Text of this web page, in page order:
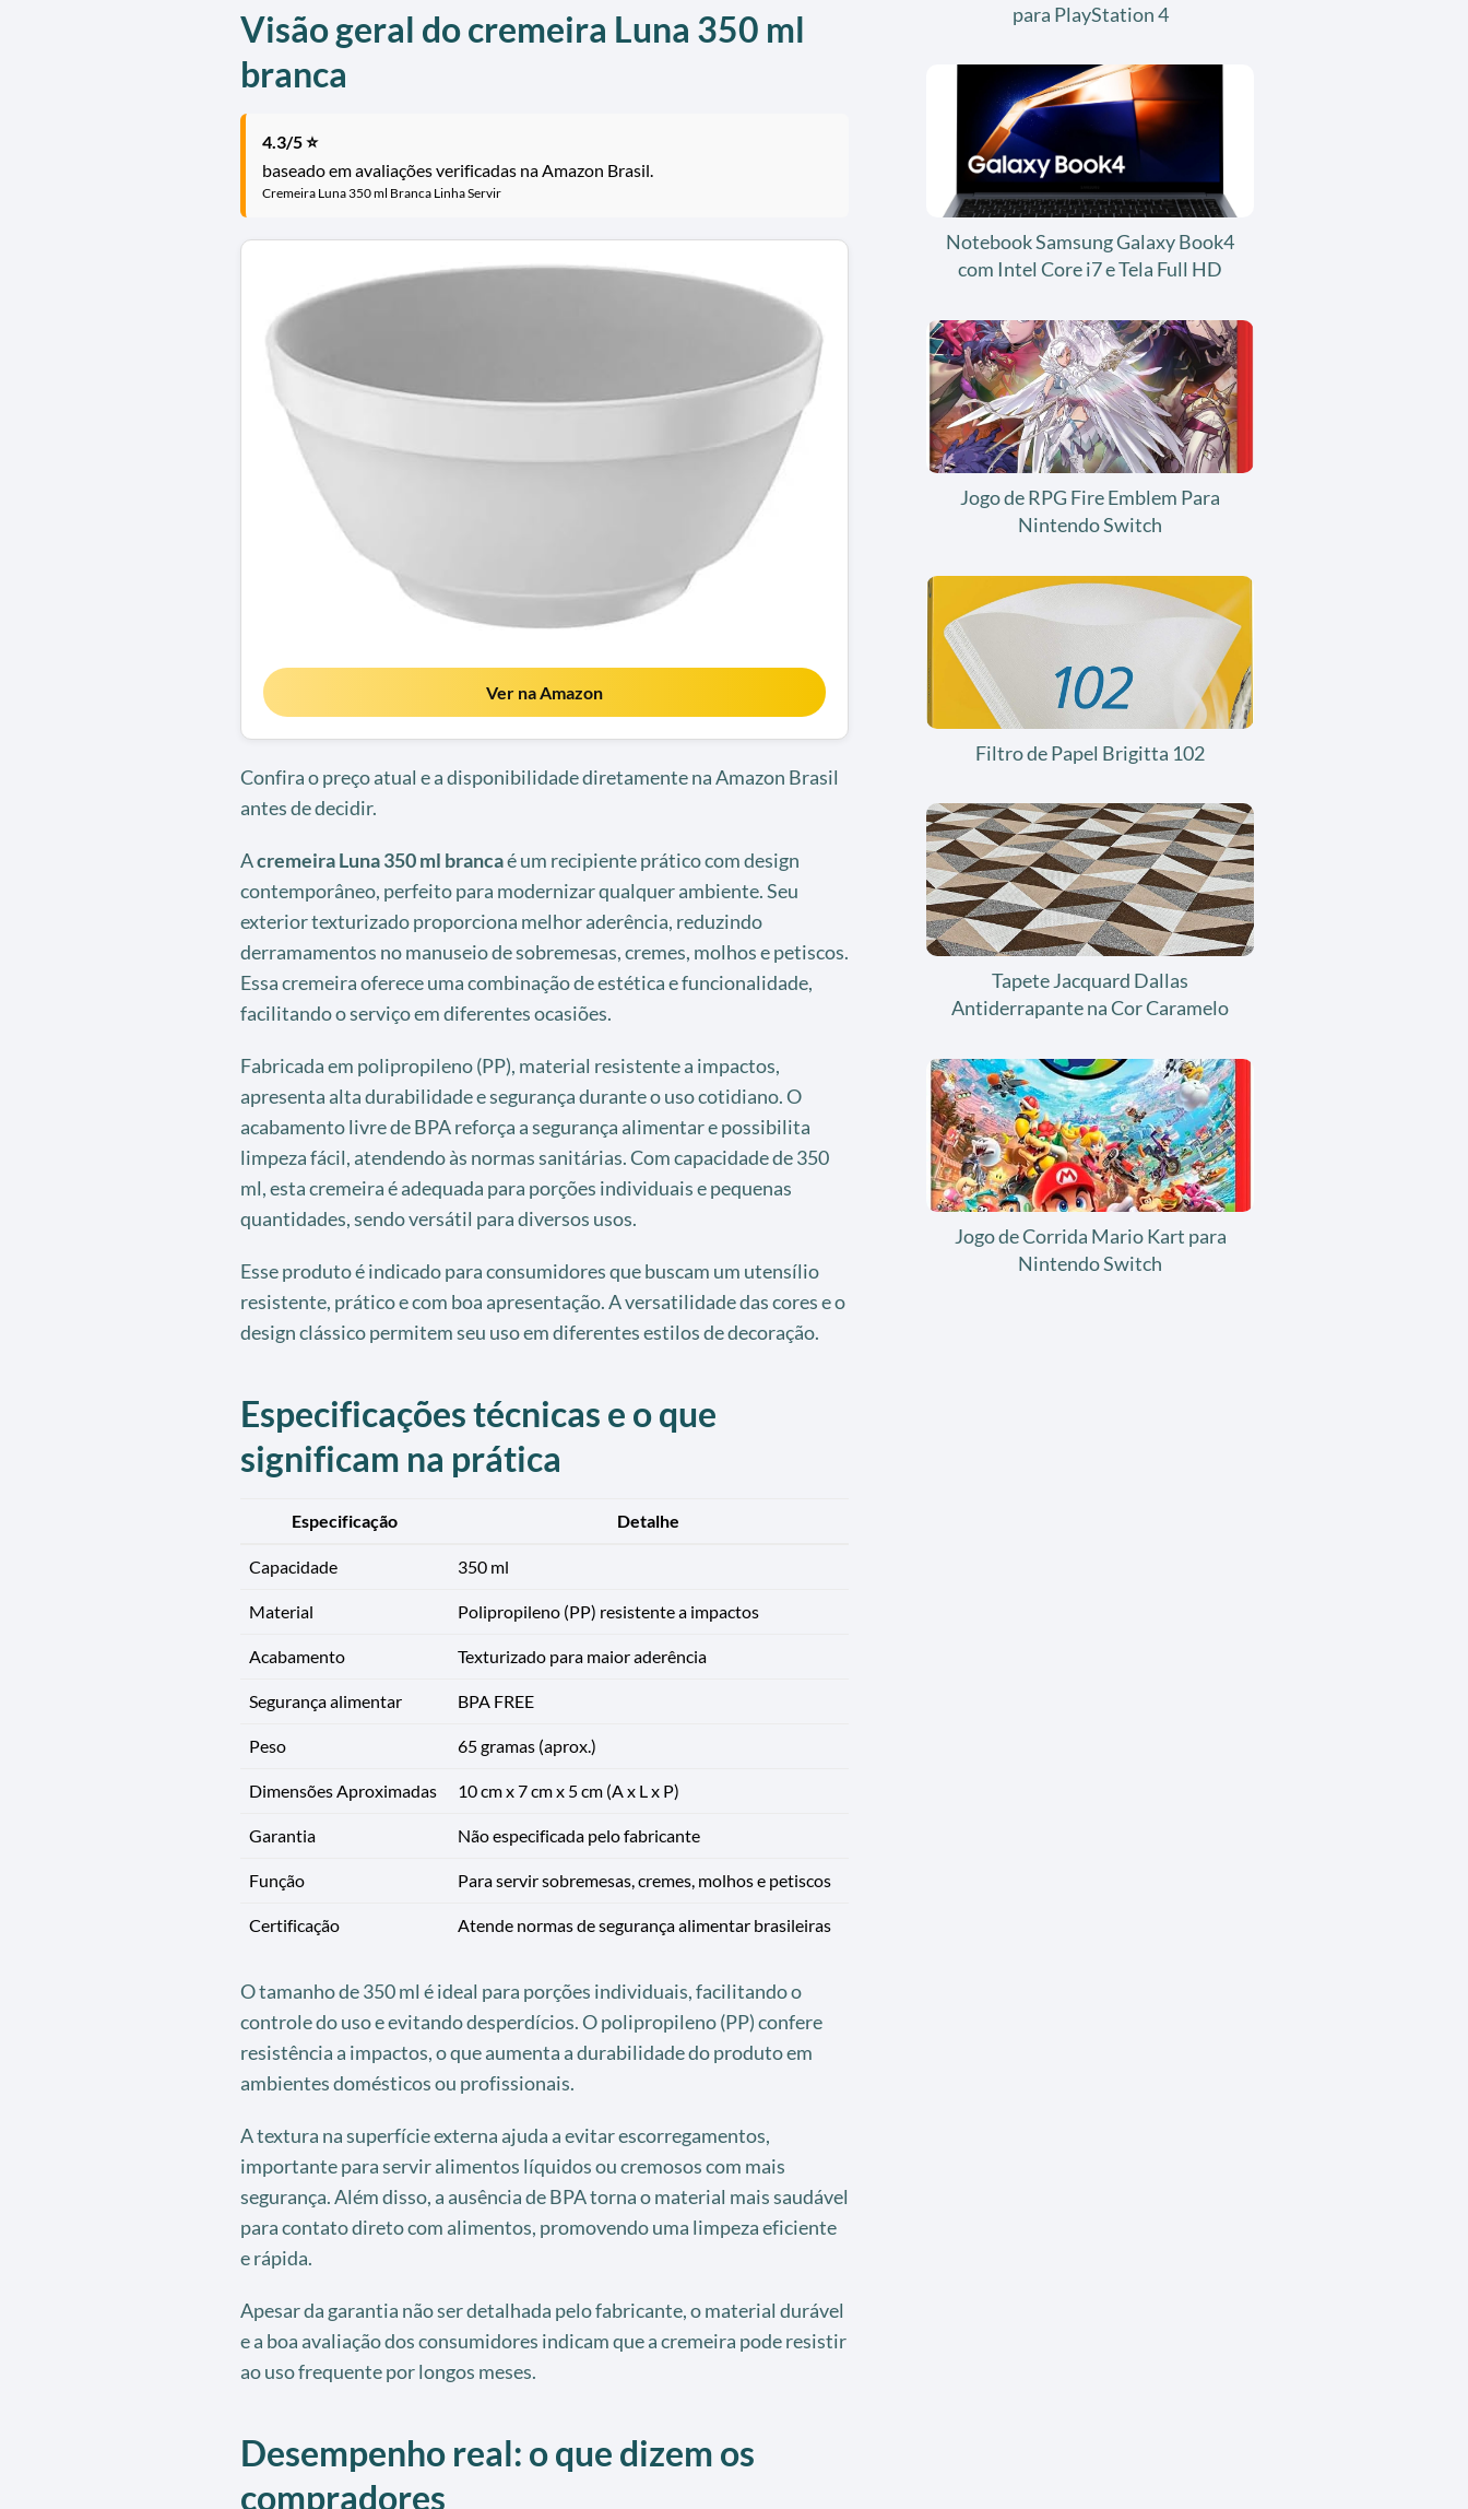
Visão geral do cremeira Luna 350 ml
branca
4.3/5 ⭐
baseado em avaliações verificadas na Amazon Brasil.
Cremeira Luna 350 ml Branca Linha Servir
Ver na Amazon
Confira o preço atual e a disponibilidade diretamente na Amazon Brasil
antes de decidir.
Acremeira Luna 350 ml brancaé um recipiente prático com design
contemporâneo, perfeito para modernizar qualquer ambiente. Seu
exterior texturizado proporciona melhor aderência, reduzindo
derramamentos no manuseio de sobremesas, cremes, molhos e petiscos.
Essa cremeira oferece uma combinação de estética e funcionalidade,
facilitando o serviço em diferentes ocasiões.
Fabricada em polipropileno (PP), material resistente a impactos,
apresenta alta durabilidade e segurança durante o uso cotidiano. O
acabamento livre de BPA reforça a segurança alimentar e possibilita
limpeza fácil, atendendo às normas sanitárias. Com capacidade de 350
ml, esta cremeira é adequada para porções individuais e pequenas
quantidades, sendo versátil para diversos usos.
Esse produto é indicado para consumidores que buscam um utensílio
resistente, prático e com boa apresentação. A versatilidade das cores e o
design clássico permitem seu uso em diferentes estilos de decoração.
Especificações técnicas e o que
significam na prática
Especificação Detalhe
Capacidade 350 ml
Material Polipropileno (PP) resistente a impactos
Acabamento Texturizado para maior aderência
Segurança alimentar BPA FREE
Peso 65 gramas (aprox.)
Dimensões Aproximadas 10 cm x 7 cm x 5 cm (A x L x P)
Garantia Não especificada pelo fabricante
Função Para servir sobremesas, cremes, molhos e petiscos
Certificação Atende normas de segurança alimentar brasileiras
O tamanho de 350 ml é ideal para porções individuais, facilitando o
controle do uso e evitando desperdícios. O polipropileno (PP) confere
resistência a impactos, o que aumenta a durabilidade do produto em
ambientes domésticos ou profissionais.
A textura na superfície externa ajuda a evitar escorregamentos,
importante para servir alimentos líquidos ou cremosos com mais
segurança. Além disso, a ausência de BPA torna o material mais saudável
para contato direto com alimentos, promovendo uma limpeza eficiente
e rápida.
Apesar da garantia não ser detalhada pelo fabricante, o material durável
e a boa avaliação dos consumidores indicam que a cremeira pode resistir
ao uso frequente por longos meses.
Desempenho real: o que dizem os
compradores
para PlayStation 4
Notebook Samsung Galaxy Book4
com Intel Core i7 e Tela Full HD
Jogo de RPG Fire Emblem Para
Nintendo Switch
Filtro de Papel Brigitta 102
Tapete Jacquard Dallas
Antiderrapante na Cor Caramelo
Jogo de Corrida Mario Kart para
Nintendo Switch